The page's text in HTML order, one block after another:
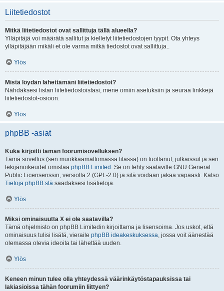
Liitetiedostot
Mitkä liitetiedostot ovat sallittuja tällä alueella?
Ylläpitäjä voi määrätä sallitut ja kielletyt liitetiedostojen tyypit. Ota yhteys
ylläpitäjään mikäli et ole varma mitkä tiedostot ovat sallittuja..
Ylös
Mistä löydän lähettämäni liitetiedostot?
Nähdäksesi listan liitetiedostoistasi, mene omiin asetuksiin ja seuraa linkkejä
liitetiedostot-osioon.
Ylös
phpBB -asiat
Kuka kirjoitti tämän foorumisovelluksen?
Tämä sovellus (sen muokkaamattomassa tilassa) on tuottanut, julkaissut ja sen
tekijänoikeudet omistaa phpBB Limited . Se on tehty saataville GNU General
Public Licensenssin, versiolla 2 (GPL-2.0) ja sitä voidaan jakaa vapaasti. Katso
Tietoja phpBB:stä saadaksesi lisätietoja.
Ylös
Miksi ominaisuutta X ei ole saatavilla?
Tämä ohjelmisto on phpBB Limitedin kirjoittama ja lisensoima. Jos uskot, että
ominaisuus tulisi lisätä, vieraile phpBB ideakeskuksessa, jossa voit äänestää
olemassa olevia ideoita tai lähettää uuden.
Ylös
Keneen minun tulee olla yhteydessä väärinkäytöstapauksissa tai
lakiasioissa tähän foorumiin liittyen?